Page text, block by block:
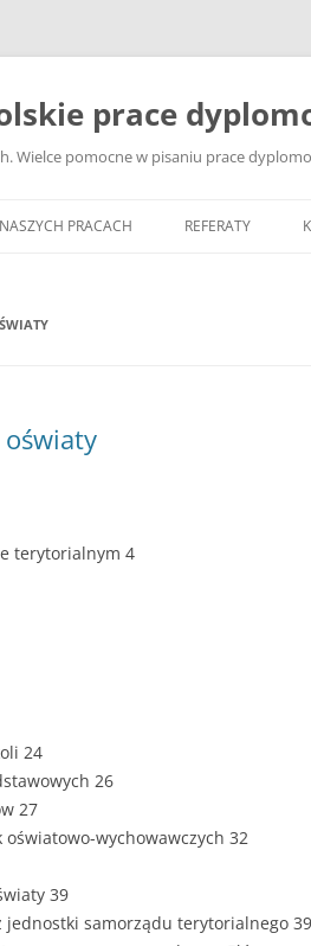
prace
Wielce pomocne w pisaniu prace
PRACACH REFERATY
terytorialnym 4
24
26
27
wychowawczych 32
39
jednostki samorządu terytorialnego 39